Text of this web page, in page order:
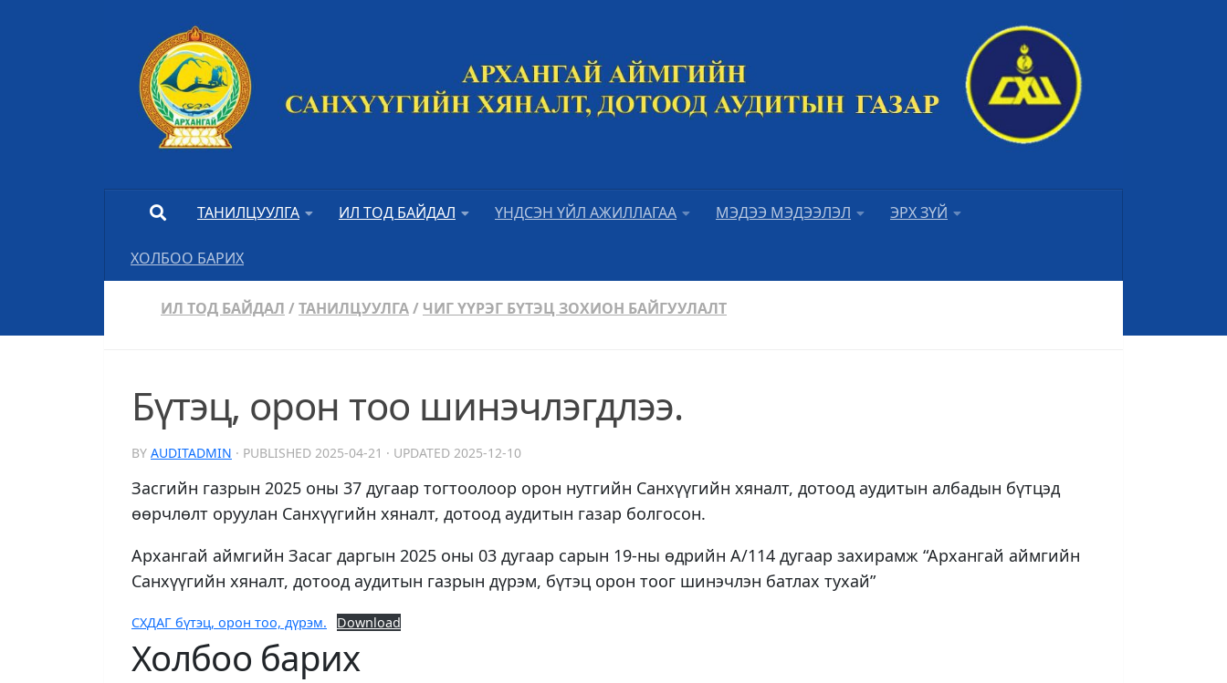
ТАНИЛЦУУЛГА ИЛ ТОД БАЙДАЛ ҮНДСЭН ҮЙЛ АЖИЛЛАГАА МЭДЭЭ МЭДЭЭЛЭЛ ЭРХ ЗҮЙ
ХОЛБОО БАРИХ
ИЛ ТОД БАЙДАЛ /ТАНИЛЦУУЛГА/ ЧИГ ҮҮРЭГ БҮТЭЦ ЗОХИОН БАЙГУУЛАЛТ
Бүтэц, орон тоо шинэчлэгдлээ.
BY AUDITADMIN · PUBLISHED 2025-04-21 · UPDATED 2025-12-10
Засгийн газрын 2025 оны 37 дугаар тогтоолоор орон нутгийн Санхүүгийн хяналт, дотоод аудитын албадын бүтцэд
өөрчлөлт оруулан Санхүүгийн хяналт, дотоод аудитын газар болгосон.
Архангай аймгийн Засаг даргын 2025 оны 03 дугаар сарын 19-ны өдрийн А/114 дугаар захирамж “Архангай аймгийн
Санхүүгийн хяналт, дотоод аудитын газрын дүрэм, бүтэц орон тоог шинэчлэн батлах тухай”
СХДАГ бүтэц, орон тоо, дүрэм. Download
Холбоо барих